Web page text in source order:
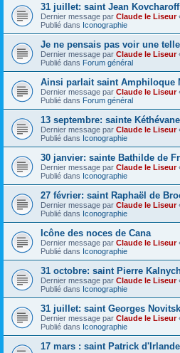
31 juillet: saint Jean Kovcharoff
Dernier message par Claude le Liseur
Publié dans Iconographie
Je ne pensais pas voir une
Dernier message par Claude le Liseur
Publié dans Forum général
Ainsi parlait saint Amphiloque
Dernier message par Claude le Liseur
Publié dans Forum général
13 septembre: sainte
Dernier message par Claude le Liseur
Publié dans Iconographie
30 janvier: sainte Bathilde de
Dernier message par Claude le Liseur
Publié dans Iconographie
27 février: saint Raphaël de
Dernier message par Claude le Liseur
Publié dans Iconographie
Icône des noces de Cana
Dernier message par Claude le Liseur
Publié dans Iconographie
31 octobre: saint Pierre
Dernier message par Claude le Liseur
Publié dans Iconographie
31 juillet: saint Georges
Dernier message par Claude le Liseur
Publié dans Iconographie
17 mars : saint Patrick d'Irlande